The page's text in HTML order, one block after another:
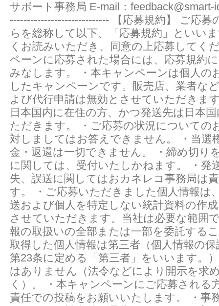
サポート事務局 E-mail：feedback@smart-
----------------------------- 【応募規約】 ご応募
らを総称して以下、「応募規約」といい
くお読みいただき、同意の上応募してく
ペーンに応募された場合には、応募規約
みなします。 ・本キャンペーンは個人の
したキャンペーンです。販売店、業者な
よび代行申請は無効とさせていただきま
日本国内に在住の方、かつ発送先は日本
ただきます。 ・ご応募の状況についての
対しましてはお答えできません。 ・当選
金・返還は一切できません。 ・締め切り
に関しては、受付いたしかねます。 ・発
失、誤送に関してはおカネレコ事務局は
す。 ・ご応募いただきました個人情報は
送および個人を特定しない統計資料の作
させていただきます。当社は必要な範囲
報の取扱いの全部または一部を委託する
取得した個人情報は第三者（個人情報の
第23条に定める「第三者」をいいます。
はありません（法令などにより開示を求
く）。 ・本キャンペーンにご応募される
責任での投稿をお願いいたします。 ・事